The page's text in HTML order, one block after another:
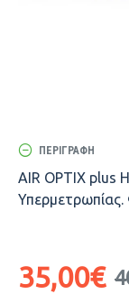
ΠΕΡΙΓΡΑΦΉ
AIR OPTIX plus
Υπερμετρωπίας.
35,00€